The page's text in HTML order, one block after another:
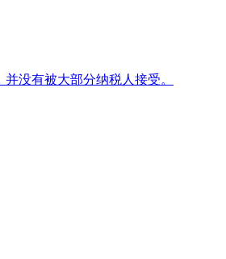
没有被大部分纳税人接受。